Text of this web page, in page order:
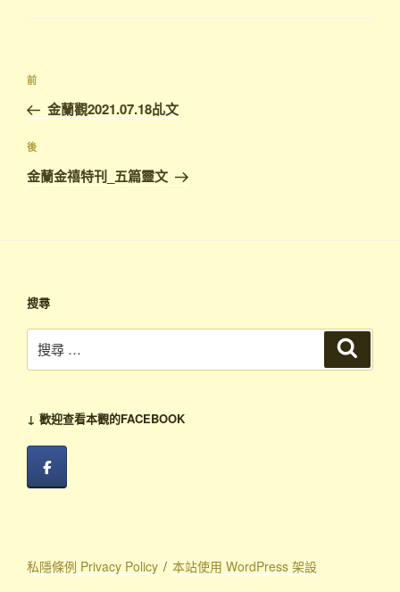
前
金蘭觀2021.07.18乩文
後
金蘭金禧特刊_五篇靈文
搜尋
↓ 歡迎查看本觀的FACEBOOK
私隱條例 Privacy Policy 本站使用 WordPress 架設